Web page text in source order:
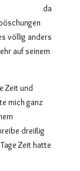
da
völlig anders
auf seinem
Zeit und
mich ganz
dreißig
Zeit hatte